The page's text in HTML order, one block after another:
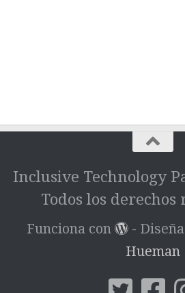
Inclusive Technology
Todos los derechos
Funciona con -
Hueman